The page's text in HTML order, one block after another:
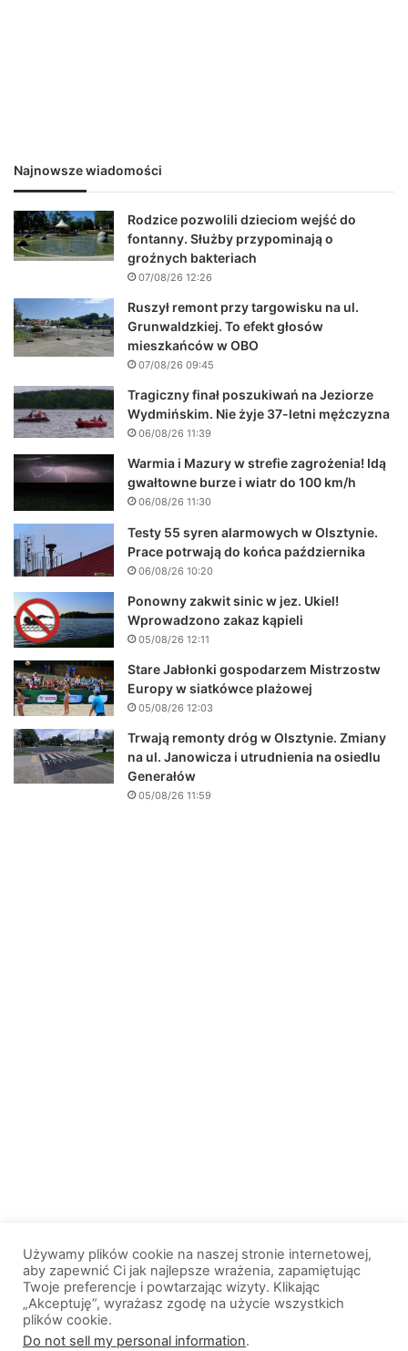
Najnowsze wiadomości
Rodzice pozwolili dzieciom wejść do
fontanny. Służby przypominają o
groźnych bakteriach
07/08/26 12:26
Ruszył remont przy targowisku na ul.
Grunwaldzkiej. To efekt głosów
mieszkańców w OBO
07/08/26 09:45
Tragiczny finał poszukiwań na Jeziorze
Wydmińskim. Nie żyje 37-letni mężczyzna
06/08/26 11:39
Warmia i Mazury w strefie zagrożenia! Idą
gwałtowne burze i wiatr do 100 km/h
06/08/26 11:30
Testy 55 syren alarmowych w Olsztynie.
Prace potrwają do końca października
06/08/26 10:20
Ponowny zakwit sinic w jez. Ukiel!
Wprowadzono zakaz kąpieli
05/08/26 12:11
Stare Jabłonki gospodarzem Mistrzostw
Europy w siatkówce plażowej
05/08/26 12:03
Trwają remonty dróg w Olsztynie. Zmiany
na ul. Janowicza i utrudnienia na osiedlu
Generałów
05/08/26 11:59
© 2013-2026, All Rights Reserved. Wszelkie prawa zastrzeżone. |
Używamy plików cookie na naszej stronie internetowej,
aby zapewnić Ci jak najlepsze wrażenia, zapamiętując
Twoje preferencje i powtarzając wizyty. Klikając
„Akceptuję”, wyrażasz zgodę na użycie wszystkich
plików cookie.
Do not sell my personal information.